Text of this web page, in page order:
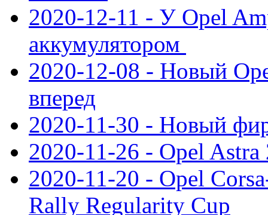
2020-12-11 - У Opel
аккумулятором
2020-12-08 - Новый
вперед
2020-11-30 - Новый
2020-11-26 - Opel Astra
2020-11-20 - Opel
Rally Regularity Cup